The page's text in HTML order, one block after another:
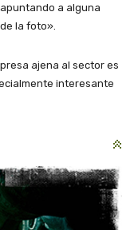
a alguna
la foto».
ajena al sector es
interesante